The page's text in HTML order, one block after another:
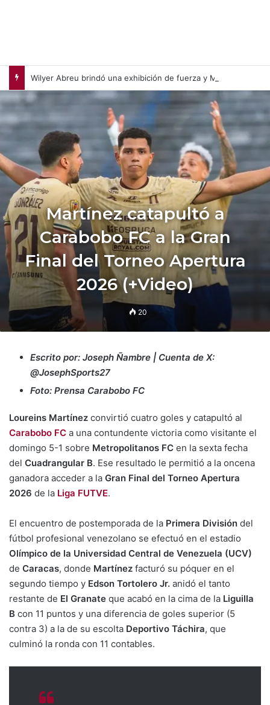
Martínez catapultó a
Carabobo FC a la Gran
Final del Torneo Apertura
2026 (+Video)
20
Escrito por: Joseph Ñambre | Cuenta de X:
@JosephSports27
Foto: Prensa Carabobo FC
Loureins Martínez convirtió cuatro goles y catapultó al
Carabobo FC a una contundente victoria como visitante el
domingo 5-1 sobre Metropolitanos FC en la sexta fecha
del Cuadrangular B. Ese resultado le permitió a la oncena
ganadora acceder a la Gran Final del Torneo Apertura
2026 de la Liga FUTVE.
El encuentro de postemporada de la Primera División del
fútbol profesional venezolano se efectuó en el estadio
Olímpico de la Universidad Central de Venezuela (UCV)
de Caracas, donde Martínez facturó su póquer en el
segundo tiempo y Edson Tortolero Jr. anidó el tanto
restante de El Granate que acabó en la cima de la Liguilla
B con 11 puntos y una diferencia de goles superior (5
contra 3) a la de su escolta Deportivo Táchira, que
culminó la ronda con 11 contables.